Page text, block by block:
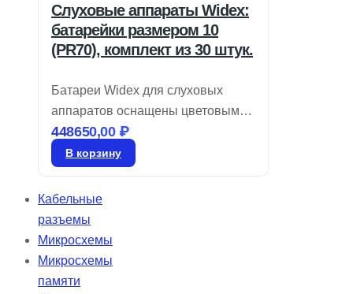
Слуховые аппараты Widex:
батарейки размером 10
(PR70), комплект из 30 штук.
Батареи Widex для слуховых
аппаратов оснащены цветовым
кодом для легкой идентификации
размера и являются воздушно-
запечатанном виде до момента
448650,00₽
В корзину
Кабельные
разъемы
Микросхемы
Микросхемы
памяти